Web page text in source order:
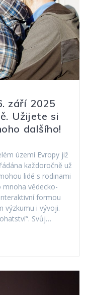
září 2025
Užijete si
dalšího!
území Evropy již
každoročně už
lidé s rodinami
vědecko-
formou
výzkumu i vývoji.
Svůj…